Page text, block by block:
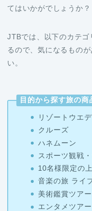
てはいかがでしょうか？
JTBでは、以下のカテ
るので、気になるもの
い。
目的から探す旅の商
リゾートウエ
クルーズ
ハネムーン
スポーツ観戦
10名様限定の
音楽の旅 ライ
美術鑑賞ツアー
エンタメツアー